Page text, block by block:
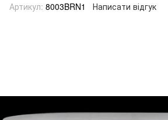
Артикул: 8003BRN1 Написати відгук